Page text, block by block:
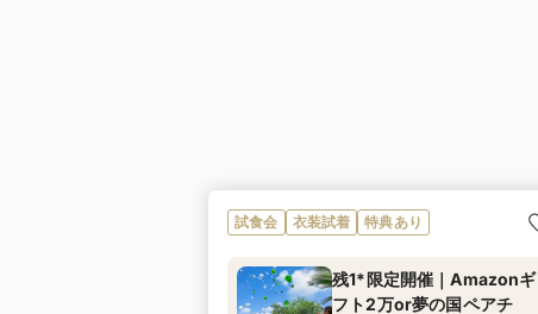
試食会 衣装試着 特典あり
残1*限定開催｜Amazonギ
フト2万or夢の国ペアチ